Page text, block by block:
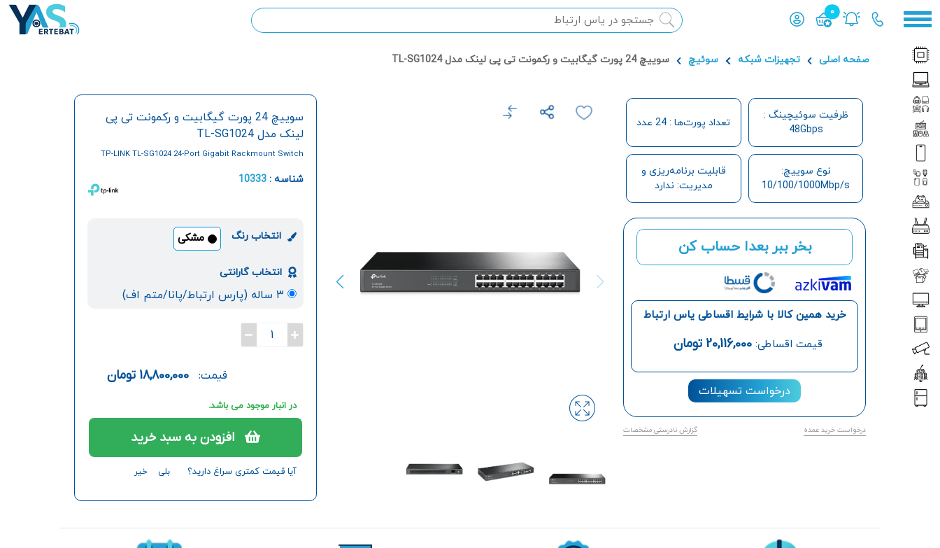
0
محصول افزوده شده به سبد
صفحه اصلی تجهیزات شبکه سوئیچ سوييچ 24 پورت گيگابيت و رکمونت تی پی لینک مدل TL-SG1024
ظرفیت سوئیچینگ :
48Gbps
تعداد پورت‌ها : 24 عدد
نوع سوییچ:
10/100/1000Mbp/s
قابلیت برنامه‌ریزی و
مدیریت: ندارد
بخر ببر بعدا حساب کن
خرید همین کالا با شرایط اقساطی یاس ارتباط
قیمت اقساطی: 20,116,000 تومان
درخواست تسهیلات
درخواست خرید عمده گزارش نادرستی مشخصات
سوييچ 24 پورت گيگابيت و رکمونت تی پی
لینک مدل TL-SG1024
TP-LINK TL-SG1024 24-Port Gigabit Rackmount Switch
شناسه :10333
انتخاب رنگ مشکی
انتخاب گارانتی
۳ ساله (پارس ارتباط/پانا/متم اف)
1
قیمت: 18,800,000 تومان
در انبار موجود می باشد.
افزودن به سبد خرید
آیا قیمت کمتری سراغ دارید؟ بلی خیر